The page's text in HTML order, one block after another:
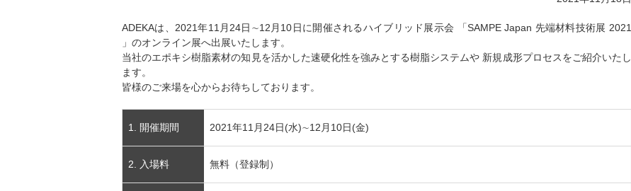
ADEKAは、2021年11月24日∼12月10日に開催されるハイブリッド展示会 「SAMPE Japan 先端材料技術展 2021
」のオンライン展へ出展いたします。
当社のエポキシ樹脂素材の知見を活かした速硬化性を強みとする樹脂システムや 新規成形プロセスをご紹介いたし
ます。
皆様のご来場を心からお待ちしております。
1. 開催期間 2021年11月24日(水)∼12月10日(金)
2. 入場料 無料（登録制）